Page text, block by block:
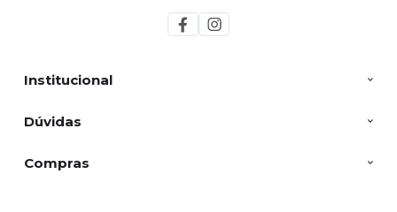
Institucional
Dúvidas
Compras